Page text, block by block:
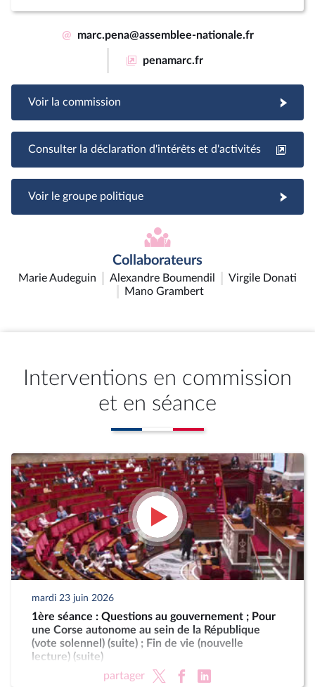
@ marc.pena@assemblee-nationale.fr
penamarc.fr
Voir la commission
Consulter la déclaration d'intérêts et d'activités
Voir le groupe politique
Collaborateurs
Marie Audeguin Alexandre Boumendil
Virgile Donati
Mano Grambert
Interventions en commission
et en séance
mardi 23 juin 2026
1ère séance : Questions au gouvernement ; Pour
une Corse autonome au sein de la République
(vote solennel) (suite) ; Fin de vie (nouvelle
lecture) (suite)
partager